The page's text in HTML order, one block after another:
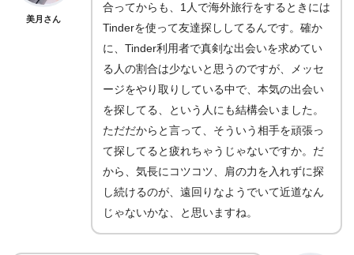
美月さん
合ってからも、1人で海外旅行をするときには
Tinderを使って友達探ししてるんです。確か
に、Tinder利用者で真剣な出会いを求めてい
る人の割合は少ないと思うのですが、メッセ
ージをやり取りしている中で、本気の出会い
を探してる、という人にも結構会いました。
ただだからと言って、そういう相手を頑張っ
て探してると疲れちゃうじゃないですか。だ
から、気長にコツコツ、肩の力を入れずに探
し続けるのが、遠回りなようでいて近道なん
じゃないかな、と思いますね。